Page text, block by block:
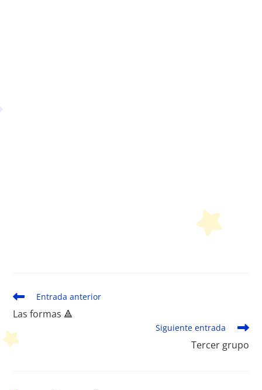
Leer
artículos
Entrada anterior
Las formas 🔺
Siguiente entrada
Tercer grupo